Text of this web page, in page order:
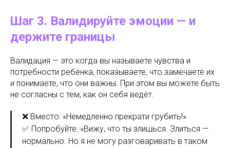
Шаг 3. Валидируйте эмоции — и
держите границы
Валидация — это когда вы называете чувства и
потребности ребёнка, показываете, что замечаете их
и понимаете, что они важны. При этом вы можете быть
не согласны с тем, как он себя ведёт.
❌ Вместо: «Немедленно прекрати грубить!»
✅ Попробуйте: «Вижу, что ты злишься. Злиться —
нормально. Но я не могу разговаривать в таком